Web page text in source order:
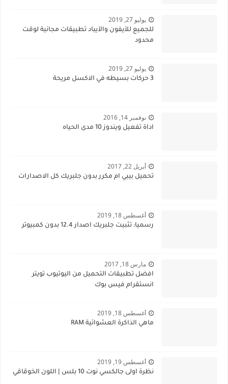
يوليو 27, 2019
للجميع للآيفون والآيباد تطبيقات مجانية لوقت
محدود
يوليو 27, 2019
3 حركات بسيطه في الاكسل مريحة
نوفمبر 14, 2016
اداة تفعيل ويندوز 10 مدى الحياه
أبريل 22, 2017
تحميل بيبي ام مكرر بدون جلبريك كل الاصدارات
أغسطس 18, 2019
رسميا: تثبيت جلبريك اصدار 12.4 بدون كمبيوتر
مارس 18, 2017
افضل تطبيقات التحميل من اليوتيوب تويتر
انستقرام فيس بوك
أغسطس 18, 2019
ماهي الذاكرة العشوائية RAM
أغسطس 19, 2019
نظرة اولى جالكسي نوت 10 بلس | اللون الخوقاقي